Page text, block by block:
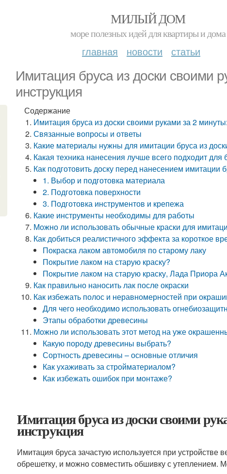
МИЛЫЙ ДОМ
море полезных идей для квартиры и дома
главная новости статьи
Имитация бруса из доски своими
инструкция
Содержание
Имитация бруса из доски своими руками за 2
Связанные вопросы и ответы
Какие материалы нужны для имитации бруса из
Какая техника нанесения лучше всего подходит для
Как подготовить доску перед нанесением имитации
1. Выбор и подготовка материала
2. Подготовка поверхности
3. Подготовка инструментов и крепежа
Какие инструменты необходимы для работы
Можно ли использовать обычные краски для
Как добиться реалистичного эффекта за короткое
Покраска лаком автомобиля по старому лаку
Покрытие лаком на старую краску?
Покрытие лаком на старую краску, Лада Приора
Как правильно наносить лак после окраски
Как избежать полос и неравномерностей при
Для чего необходимо использовать
Этапы обработки древесины
Можно ли использовать этот метод на уже
Какую породу древесины выбрать?
Сортность древесины – основные отличия
Как ухаживать за стройматериалом?
Как избежать ошибок при монтаже?
Имитация бруса из доски своими
инструкция
Имитация бруса зачастую используется при устройстве
обрешетку, и можно совместить обшивку с утеплением.